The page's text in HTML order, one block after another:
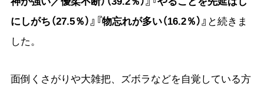
にしがち（27.5％）』『物忘れが多い（16.2％）』 と続きま
した。
面倒くさがりや大雑把、ズボラなどを自覚している方